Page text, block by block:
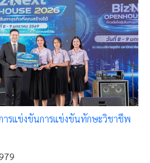
ารแข่งขันการแข่งขันทักษะวิชาชีพ